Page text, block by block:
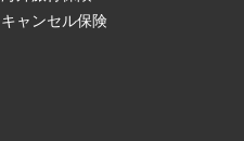
キャンセル保険